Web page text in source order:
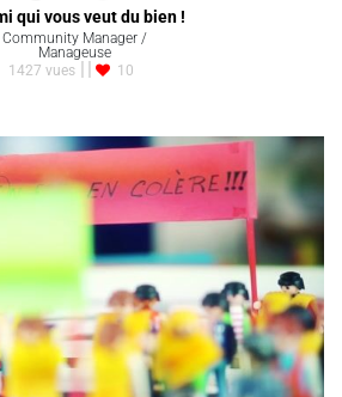
qui vous veut du bien !
Community Manager /
Manageuse
1427 vues
10